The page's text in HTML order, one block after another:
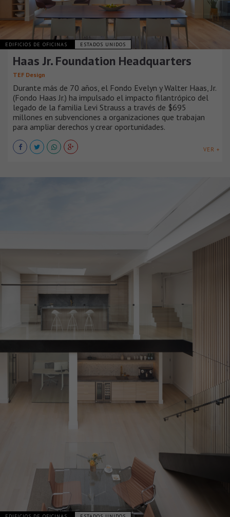
EDIFICIOS DE OFICINAS ESTADOS UNIDOS
Haas Jr. Foundation Headquarters
TEF Design
Durante más de 70 años, el Fondo Evelyn y Walter Haas, Jr.
(Fondo Haas Jr.) ha impulsado el impacto filantrópico del
legado de la familia Levi Strauss a través de $695
millones en subvenciones a organizaciones que trabajan
para ampliar derechos y crear oportunidades.
VER +